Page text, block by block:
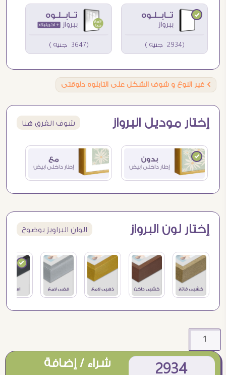
(2934 جنيه ) (3647 جنيه )
Ö غير النوع و شوف الشكل على التابلوه دلوقتى
إختار موديل البرواز شوف الفرق هنا
إختار لون البرواز الوان البراويز بوضوح
2934
شراء / إضافة